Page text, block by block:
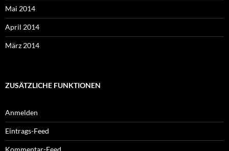
Mai 2014
April 2014
März 2014
ZUSÄTZLICHE FUNKTIONEN
Anmelden
Eintrags-Feed